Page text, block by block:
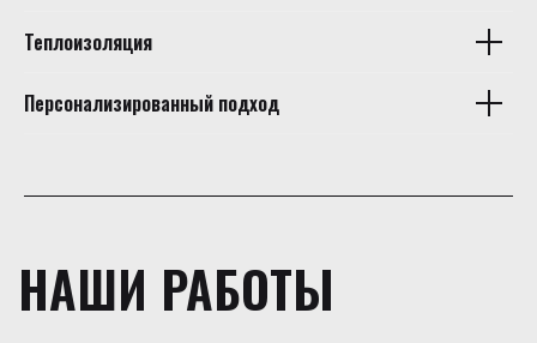
Теплоизоляция
Персонализированный подход
НАШИ РАБОТЫ